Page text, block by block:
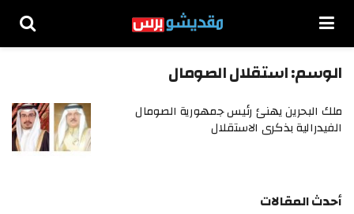
الوسم:استقلال الصومال
ملك البحرين يهنئ رئيس جمهورية الصومال
الفيدرالية بذكرى الاستقلال
أحدث المقالات